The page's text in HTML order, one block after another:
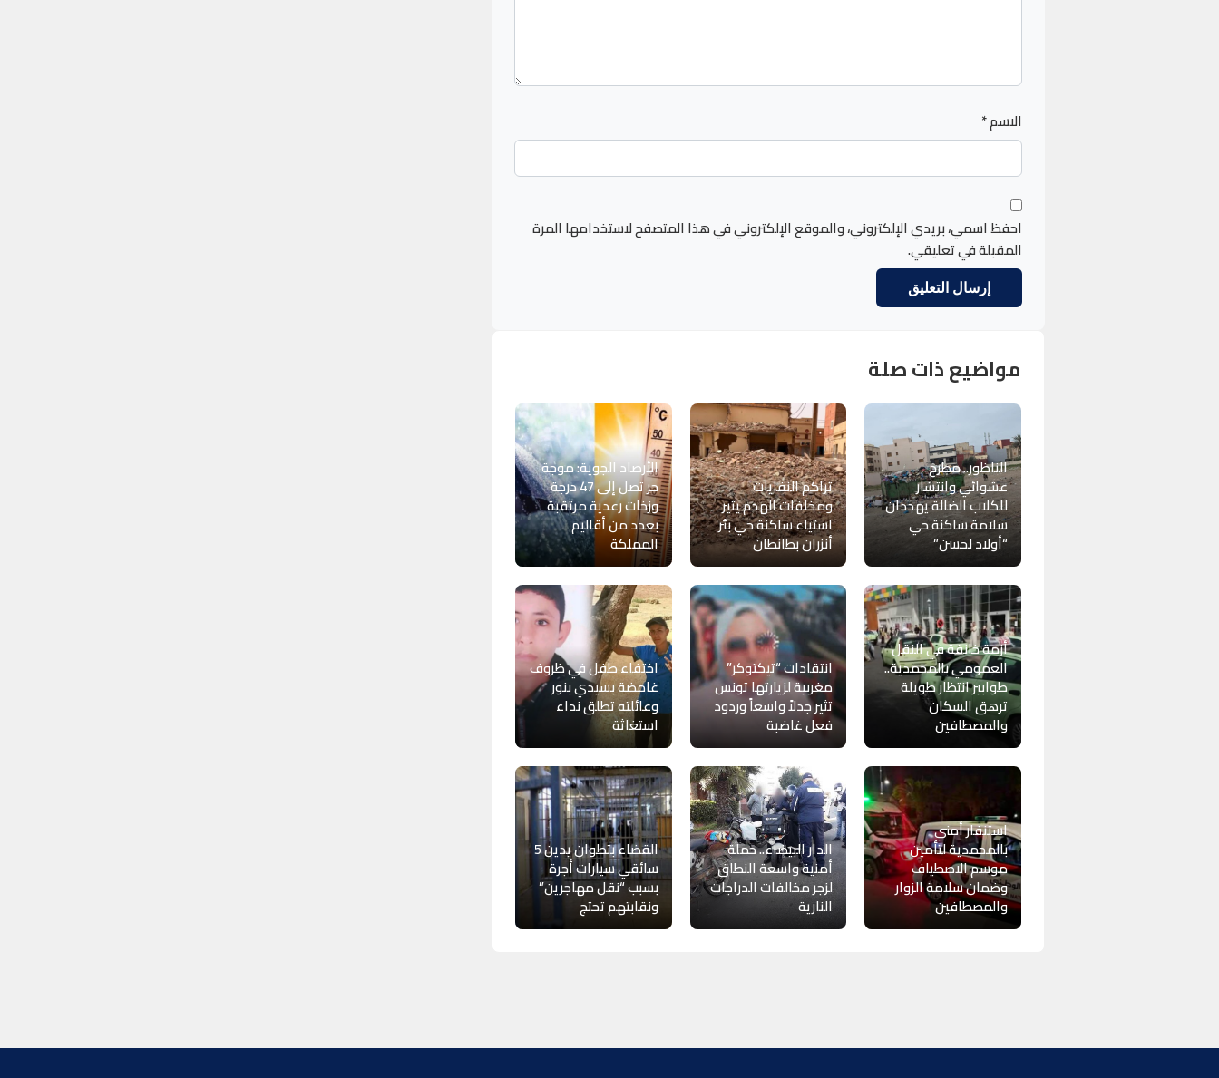
الاسم*
احفظ اسمي، بريدي الإلكتروني، والموقع الإلكتروني في هذا المتصفح لاستخدامها المرة
المقبلة في تعليقي.
مواضيع ذات صلة
الناظور.. مطرح
عشوائي وانتشار
للكلاب الضالة يهددان
سلامة ساكنة حي
“أولاد لحسن”
تراكم النفايات
ومخلفات الهدم يثير
استياء ساكنة حي بئر
أنزران بطانطان
الأرصاد الجوية: موجة
حر تصل إلى 47 درجة
وزخات رعدية مرتقبة
بعدد من أقاليم
المملكة
أزمة خانقة في النقل
العمومي بالمحمدية..
طوابير انتظار طويلة
ترهق السكان
والمصطافين
انتقادات “تيكتوكر”
مغربية لزيارتها تونس
تثير جدلاً واسعاً وردود
فعل غاضبة
اختفاء طفل في ظروف
غامضة بسيدي بنور
وعائلته تطلق نداء
استغاثة
استنفار أمني
بالمحمدية لتأمين
موسم الاصطياف
وضمان سلامة الزوار
والمصطافين
الدار البيضاء.. حملة
أمنية واسعة النطاق
لزجر مخالفات الدراجات
النارية
القضاء بتطوان يدين 5
سائقي سيارات أجرة
بسبب “نقل مهاجرين”
ونقابتهم تحتج